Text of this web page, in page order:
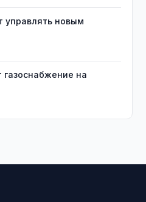
управлять новым
на